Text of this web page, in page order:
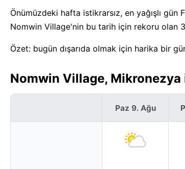
Önümüzdeki hafta istikrarsız, en yağışlı
Nomwin Village'nin bu tarih için rekoru olan
Özet: bugün dışarıda olmak için harika bir
Nomwin Village,
Paz 9. Ağu